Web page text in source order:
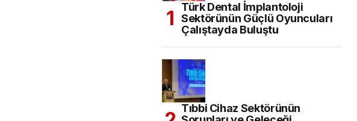
Türk Dental İmplantoloji
Sektörünün Güçlü Oyuncuları
Çalıştayda Buluştu
Tıbbi Cihaz Sektörünün